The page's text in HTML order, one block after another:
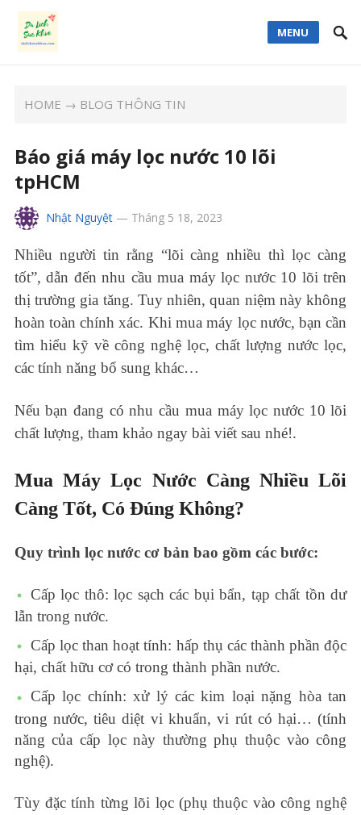
MENU
HOME → BLOG THÔNG TIN
Báo giá máy lọc nước 10 lõi
tpHCM
Nhật Nguyệt— Tháng 5 18, 2023
Nhiều người tin rằng “lõi càng nhiều thì lọc càng
tốt”, dẫn đến nhu cầu mua máy lọc nước 10 lõi trên
thị trường gia tăng. Tuy nhiên, quan niệm này không
hoàn toàn chính xác. Khi mua máy lọc nước, bạn cần
tìm hiểu kỹ về công nghệ lọc, chất lượng nước lọc,
các tính năng bổ sung khác…
Nếu bạn đang có nhu cầu mua máy lọc nước 10 lõi
chất lượng, tham khảo ngay bài viết sau nhé!.
Mua Máy Lọc Nước Càng Nhiều Lõi
Càng Tốt, Có Đúng Không?
Quy trình lọc nước cơ bản bao gồm các bước:
Cấp lọc thô: lọc sạch các bụi bẩn, tạp chất tồn dư
lẫn trong nước.
Cấp lọc than hoạt tính: hấp thụ các thành phần độc
hại, chất hữu cơ có trong thành phần nước.
Cấp lọc chính: xử lý các kim loại nặng hòa tan
trong nước, tiêu diệt vi khuẩn, vi rút có hại… (tính
năng của cấp lọc này thường phụ thuộc vào công
nghệ).
Tùy đặc tính từng lõi lọc (phụ thuộc vào công nghệ